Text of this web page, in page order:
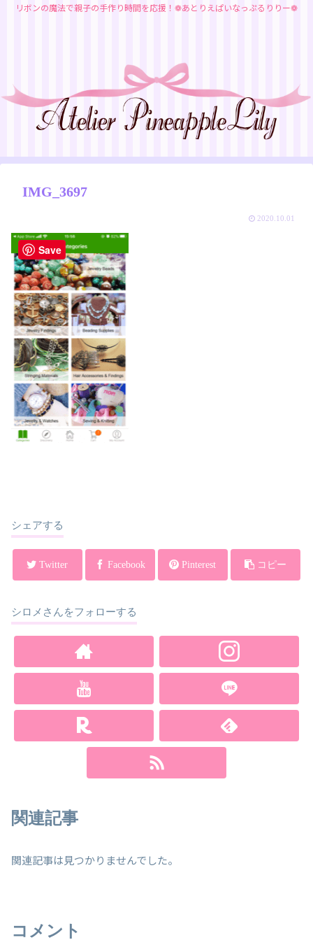
リボンの魔法で親子の手作り時間を応援！❁あとりえぱいなっぷるりりー❁
IMG_3697
2020.10.01
シェアする
Twitter Facebook Pinterest コピー
シロメさんをフォローする
関連記事
関連記事は見つかりませんでした。
コメント
Save